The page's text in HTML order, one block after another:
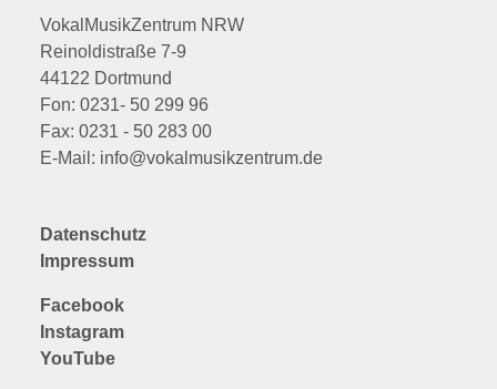
VokalMusikZentrum NRW
Reinoldistraße 7-9
44122 Dortmund
Fon: 0231- 50 299 96
Fax: 0231 - 50 283 00
E-Mail: info@vokalmusikzentrum.de
Datenschutz
Impressum
Facebook
Instagram
YouTube